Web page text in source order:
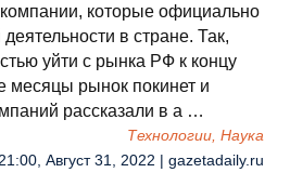
которые официально
в стране. Так,
уйти с рынка РФ к концу
месяцы рынок покинет и
рассказали в а …
Технологии, Наука
Август 31, 2022 | gazetadaily.ru